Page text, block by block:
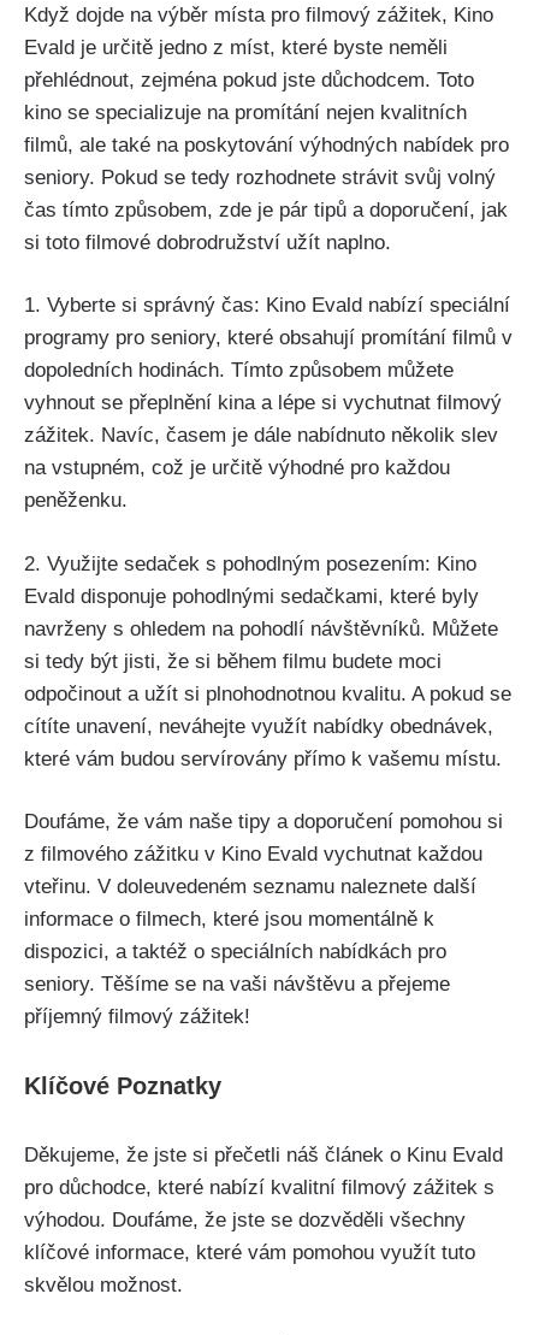
Když dojde na výběr místa pro filmový zážitek, Kino
Evald je určitě jedno z míst, které byste neměli
přehlédnout, zejména pokud jste důchodcem. Toto
kino se specializuje na promítání nejen kvalitních
filmů, ale také na poskytování výhodných nabídek pro
seniory. Pokud se tedy rozhodnete strávit svůj volný
čas tímto způsobem, zde je pár tipů a doporučení, jak
si toto filmové dobrodružství užít naplno.
1. Vyberte si správný čas: Kino Evald nabízí speciální
programy pro seniory, které obsahují promítání filmů v
dopoledních hodinách. Tímto způsobem můžete
vyhnout se přeplnění kina a lépe si vychutnat filmový
zážitek. Navíc, časem je dále nabídnuto několik slev
na vstupném, což je určitě výhodné pro každou
peněženku.
2. Využijte sedaček s pohodlným posezením: Kino
Evald disponuje pohodlnými sedačkami, které byly
navrženy s ohledem na pohodlí návštěvníků. Můžete
si tedy být jisti, že si během filmu budete moci
odpočinout a užít si plnohodnotnou kvalitu. A pokud se
cítíte unavení, neváhejte využít nabídky obednávek,
které vám budou servírovány přímo k vašemu místu.
Doufáme, že vám naše tipy a doporučení pomohou si
z filmového zážitku v Kino Evald vychutnat každou
vteřinu. V doleuvedeném seznamu naleznete další
informace o filmech, které jsou momentálně k
dispozici, a taktéž o speciálních nabídkách pro
seniory. Těšíme se na vaši návštěvu a přejeme
příjemný filmový zážitek!
Klíčové Poznatky
Děkujeme, že jste si přečetli náš článek o Kinu Evald
pro důchodce, které nabízí kvalitní filmový zážitek s
výhodou. Doufáme, že jste se dozvěděli všechny
klíčové informace, které vám pomohou využít tuto
skvělou možnost.